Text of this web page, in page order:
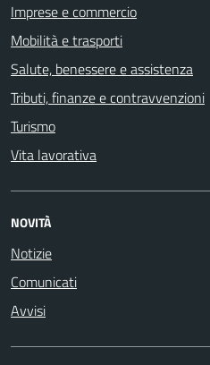
Imprese e commercio
Mobilità e trasporti
Salute, benessere e assistenza
Tributi, finanze e contravvenzioni
Turismo
Vita lavorativa
NOVITÀ
Notizie
Comunicati
Avvisi